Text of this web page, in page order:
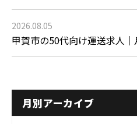
2026.08.05
甲賀市の50代向け運送求人
月別アーカイブ